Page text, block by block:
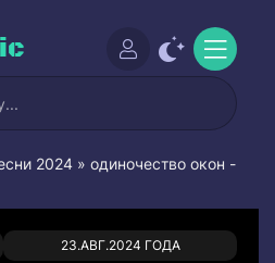
2024 » одиночество окон -
23.АВГ.2024 ГОДА
0